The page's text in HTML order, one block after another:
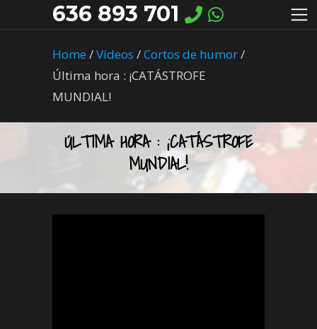
636 893 701
Home/Vídeos /Cortos de humor/
Última hora : ¡CATÁSTROFE
MUNDIAL!
ÚLTIMA HORA : ¡CATÁSTROFE
MUNDIAL!